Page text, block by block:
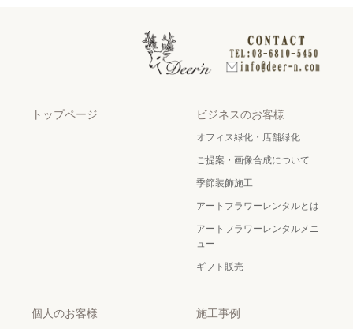
トップページ ビジネスのお客様
オフィス緑化・店舗緑化
ご提案・画像合成について
季節装飾施工
アートフラワーレンタルとは
アートフラワーレンタルメニ
ュー
ギフト販売
個人のお客様 施工事例